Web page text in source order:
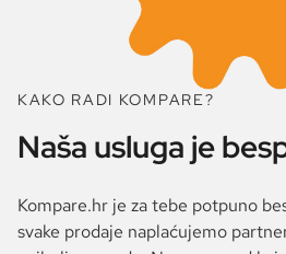
KAKO RADI KOMPARE?
Naša usluga je
Kompare.hr je za tebe potpuno
svake prodaje naplaćujemo